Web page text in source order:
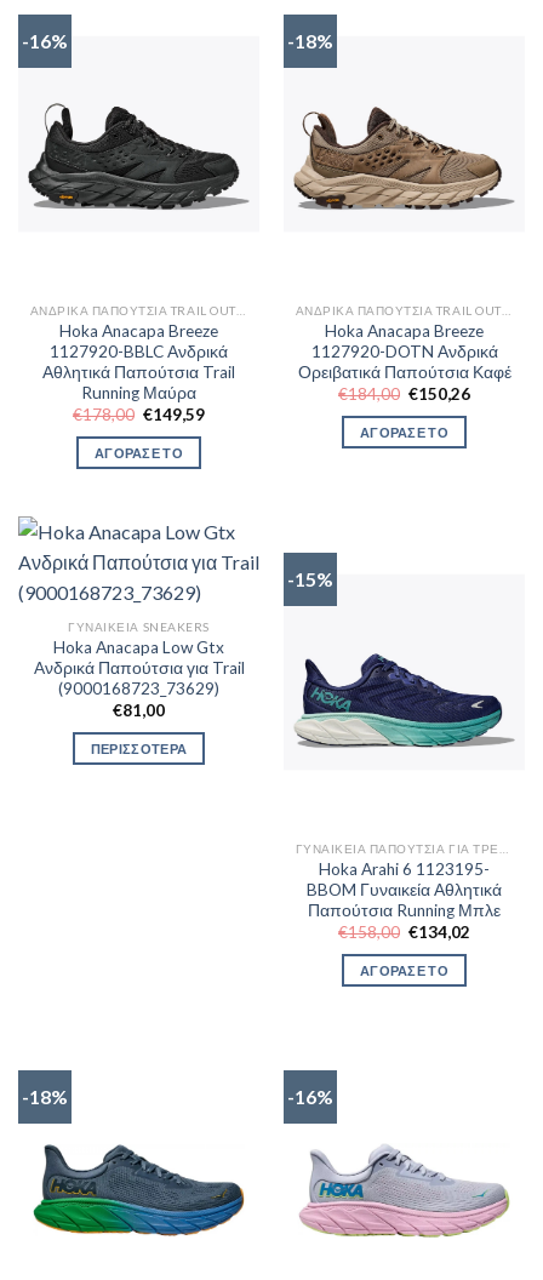
-16%
ΑΝΔΡΙΚΆ ΠΑΠΟΎΤΣΙΑ TRAIL OUTDOR
Hoka Anacapa Breeze
1127920-BBLC Ανδρικά
Αθλητικά Παπούτσια Trail
Running Μαύρα
€178,00 Original
was:
€178,00.
€149,59Η
ΑΓΟΡΑΣΕ ΤΟ
-18%
ΑΝΔΡΙΚΆ ΠΑΠΟΎΤΣΙΑ TRAIL OUTDOR
Hoka Anacapa Breeze
1127920-DOTN Ανδρικά
Ορειβατικά Παπούτσια Καφέ
€184,00 Original
was:
€184,00.
€150,26Η
ΑΓΟΡΑΣΕ ΤΟ
ΓΥΝΑΙΚΕΊΑ SNEAKERS
Hoka Anacapa Low Gtx
Aνδρικά Παπούτσια για Trail
(9000168723_73629)
€81,00
ΠΕΡΙΣΣΟΤΕΡΑ
-15%
Hoka Arahi 6 1123195-
BBOM Γυναικεία Αθλητικά
Παπούτσια Running Μπλε
€158,00 Original
was:
€158,00.
€134,02
ΑΓΟΡΑΣΕ ΤΟ
-18% -16%